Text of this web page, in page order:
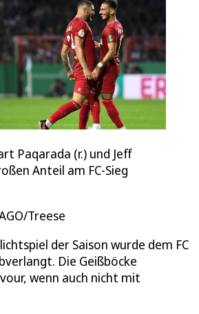
Paqarada (r.) und Jeff
Anteil am FC-Sieg
Treese
der Saison wurde dem FC
Die Geißböcke
wenn auch nicht mit